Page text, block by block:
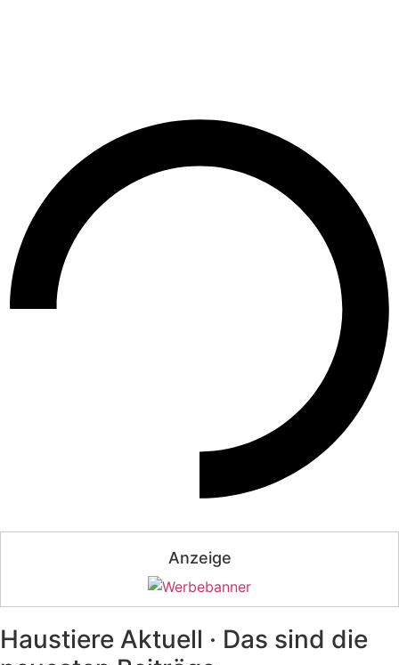
Anzeige
Haustiere Aktuell · Das sind die